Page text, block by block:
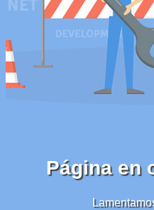
Página en